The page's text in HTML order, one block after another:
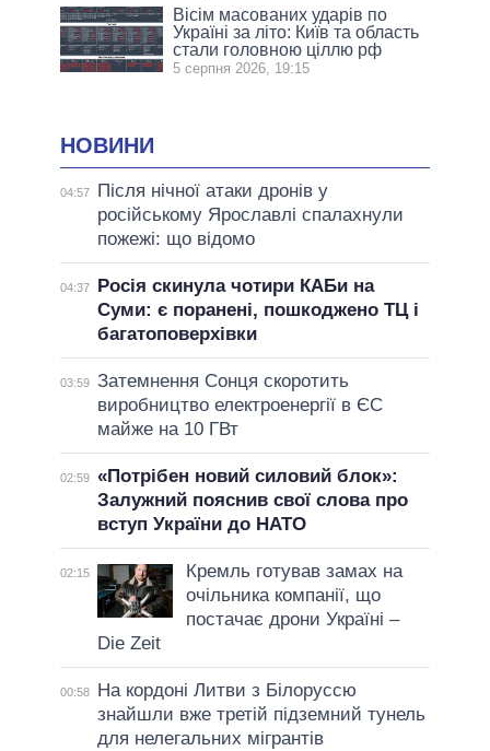
Вісім масованих ударів по
Україні за літо: Київ та область
стали головною ціллю рф
5 серпня 2026, 19:15
НОВИНИ
04:57
Після нічної атаки дронів у
російському Ярославлі спалахнули
пожежі: що відомо
04:37
Росія скинула чотири КАБи на
Суми: є поранені, пошкоджено ТЦ і
багатоповерхівки
03:59 Затемнення Сонця скоротить
виробництво електроенергії в ЄС
майже на 10 ГВт
02:59 «Потрібен новий силовий блок»:
Залужний пояснив свої слова про
вступ України до НАТО
02:15
Кремль готував замах на
очільника компанії, що
постачає дрони Україні –
Die Zeit
00:58
На кордоні Литви з Білоруссю
знайшли вже третій підземний тунель
для нелегальних мігрантів